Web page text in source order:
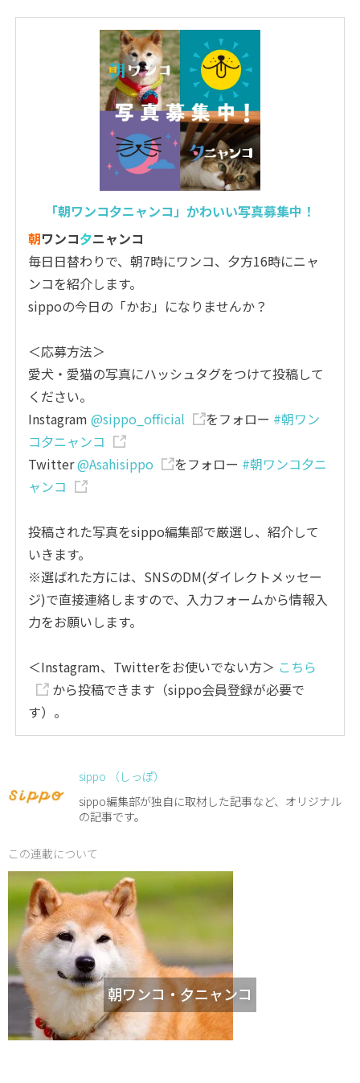
「朝ワンコ夕ニャンコ」かわいい写真募集中！
朝ワンコ夕ニャンコ
毎日日替わりで、朝7時にワンコ、夕方16時にニャ
ンコを紹介します。
sippoの今日の「かお」になりませんか？
＜応募方法＞
愛犬・愛猫の写真にハッシュタグをつけて投稿して
ください。
Instagram@sippo_official をフォロー #朝ワン
コ夕ニャンコ
Twitter@Asahisippo をフォロー #朝ワンコ夕ニ
ャンコ
投稿された写真をsippo編集部で厳選し、紹介して
いきます。
※選ばれた方には、SNSのDM(ダイレクトメッセー
ジ)で直接連絡しますので、入力フォームから情報入
力をお願いします。
＜Instagram、Twitterをお使いでない方＞ こちら
から投稿できます（sippo会員登録が必要で
す）。
sippo （しっぽ）
sippo編集部が独自に取材した記事など、オリジナル
の記事です。
この連載について
朝ワンコ・夕ニャンコ